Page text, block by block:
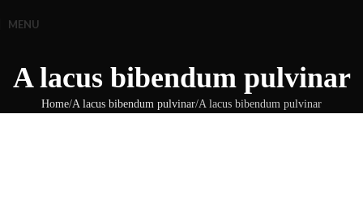
MENU
A lacus bibendum pulvinar
Home A lacus bibendum pulvinar A lacus bibendum pulvinar